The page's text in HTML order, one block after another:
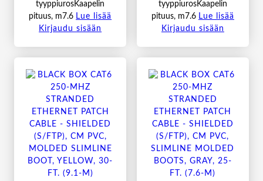
tyyppiurosKaapelin
pituus, m7.6 Lue lisää
Kirjaudu sisään
tyyppiurosKaapelin
pituus, m7.6 Lue lisää
Kirjaudu sisään